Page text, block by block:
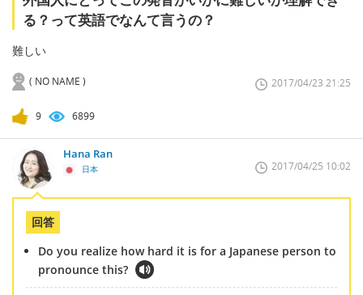
る？って英語でなんて言うの？
難しい
( NO NAME ) 2017/04/23 21:25
9 6899
Hana Ran
日本 2017/04/25 10:02
回答
Do you realize how hard it is for a Japanese person to
pronounce this?